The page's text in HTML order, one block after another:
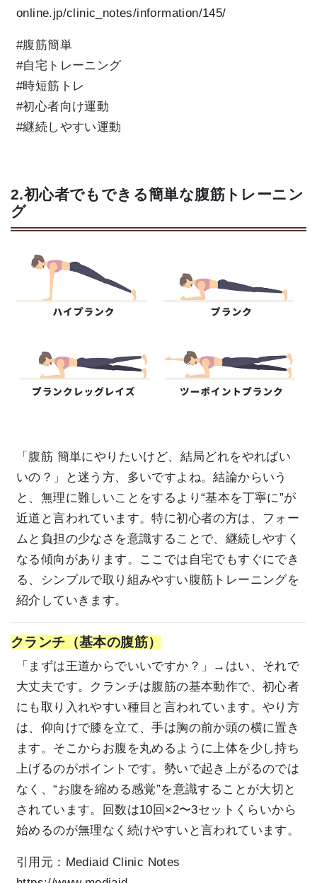
online.jp/clinic_notes/information/145/
#腹筋簡単
#自宅トレーニング
#時短筋トレ
#初心者向け運動
#継続しやすい運動
2.初心者でもできる簡単な腹筋トレーニン
グ
「腹筋 簡単にやりたいけど、結局どれをやればい
いの？」と迷う方、多いですよね。結論からいう
と、無理に難しいことをするより“基本を丁寧に”が
近道と言われています。特に初心者の方は、フォー
ムと負担の少なさを意識することで、継続しやすく
なる傾向があります。ここでは自宅でもすぐにでき
る、シンプルで取り組みやすい腹筋トレーニングを
紹介していきます。
クランチ（基本の腹筋）
「まずは王道からでいいですか？」→はい、それで
大丈夫です。クランチは腹筋の基本動作で、初心者
にも取り入れやすい種目と言われています。やり方
は、仰向けで膝を立て、手は胸の前か頭の横に置き
ます。そこからお腹を丸めるように上体を少し持ち
上げるのがポイントです。勢いで起き上がるのでは
なく、“お腹を縮める感覚”を意識することが大切と
されています。回数は10回×2〜3セットくらいから
始めるのが無理なく続けやすいと言われています。
引用元： Mediaid Clinic Notes